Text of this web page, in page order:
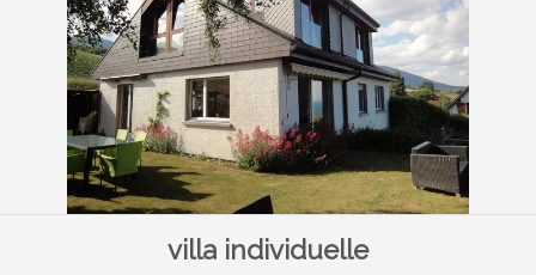
villa individuelle